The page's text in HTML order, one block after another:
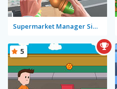
Supermarket Manager Simulator
5